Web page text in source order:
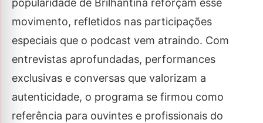
popularidade de Brilhantina reforçam esse
movimento, refletidos nas participações
especiais que o podcast vem atraindo. Com
entrevistas aprofundadas, performances
exclusivas e conversas que valorizam a
autenticidade, o programa se firmou como
referência para ouvintes e profissionais do